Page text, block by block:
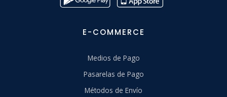
E-COMMERCE
Medios de Pago
Pasarelas de Pago
Métodos de Envío